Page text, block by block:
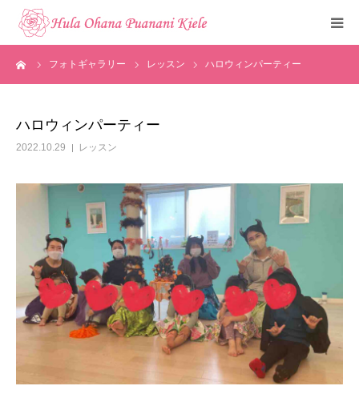
フォトギャラリー レッスン ハロウィンパーティー
ハロウィンパーティー
2022.10.29 レッスン
トップ
メディア掲載
フォトギャラリー
お知らせ
見学・体験申込
お問い合わせ